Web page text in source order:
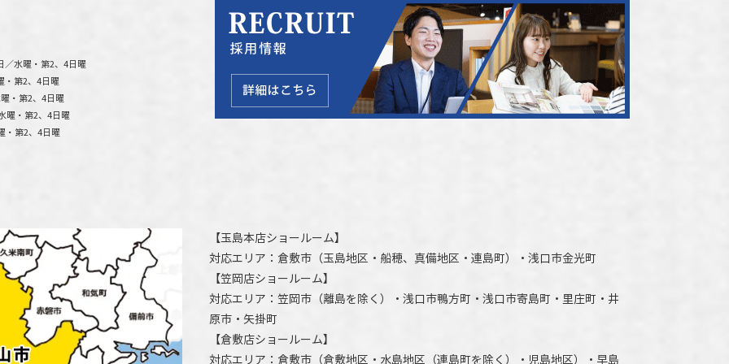
／水曜・第2、4日曜
・第2、4日曜
・第2、4日曜
曜・第2、4日曜
・第2、4日曜
【玉島本店ショールーム】
対応エリア： 倉敷市 （玉島地区・船穂、真備地区・連島町）・ 浅口市金光町
【笠岡店ショールーム】
対応エリア： 笠岡市（離島を除く） ・ 浅口市鴨方町・ 浅口市寄島町・里庄町・ 井
原市 ・矢掛町
【倉敷店ショールーム】
対応エリア： 倉敷市 （倉敷地区・水島地区（連島町を除く）・児島地区）・早島